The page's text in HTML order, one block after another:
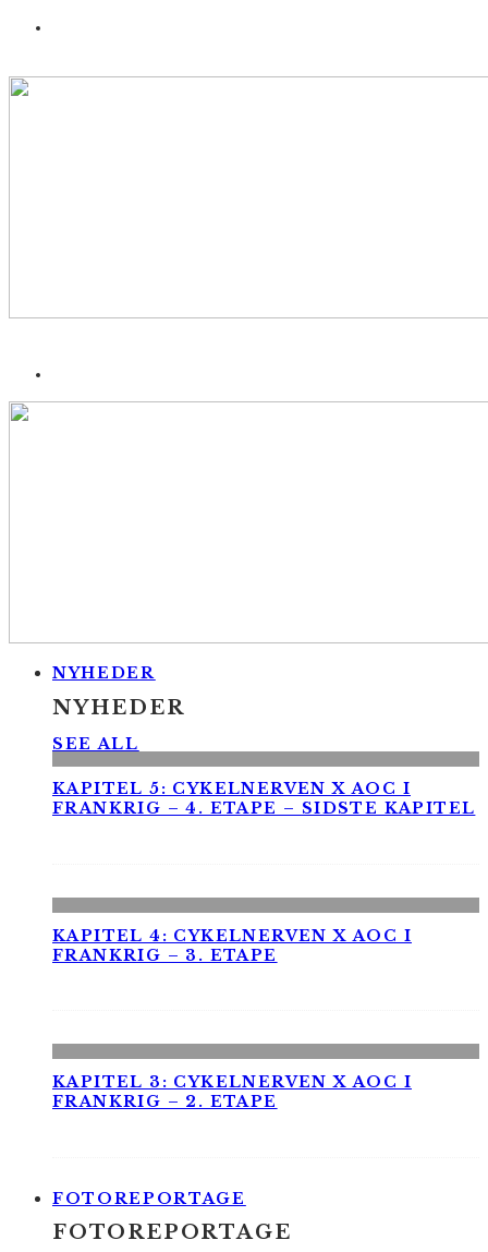
NYHEDER
NYHEDER
SEE ALL
KAPITEL 5: CYKELNERVEN X AOC I
FRANKRIG – 4. ETAPE – SIDSTE KAPITEL
KAPITEL 4: CYKELNERVEN X AOC I
FRANKRIG – 3. ETAPE
KAPITEL 3: CYKELNERVEN X AOC I
FRANKRIG – 2. ETAPE
FOTOREPORTAGE
FOTOREPORTAGE